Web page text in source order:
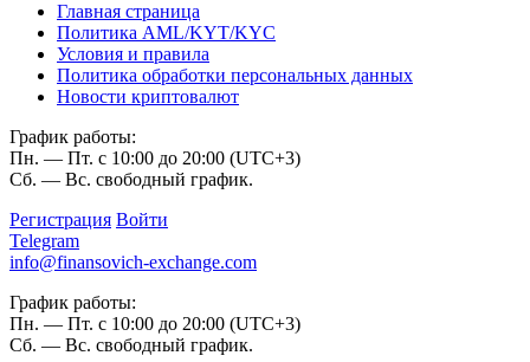
Главная страница
Политика AML/KYT/KYC
Условия и правила
Политика обработки персональных данных
Новости криптовалют
График работы:
Пн. — Пт. с 10:00 до 20:00 (UTC+3)
Сб. — Вс. свободный график.
Регистрация Войти
Telegram
info@finansovich-exchange.com
График работы:
Пн. — Пт. с 10:00 до 20:00 (UTC+3)
Сб. — Вс. свободный график.